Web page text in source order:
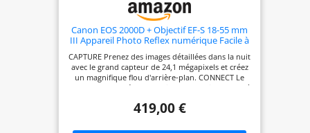
Canon EOS 2000D + Objectif EF-S 18-55 mm
III Appareil Photo Reflex numérique Facile à
Utiliser avec Un Objectif Polyvalent, idéal
pour Les Portraits et Les paysages
CAPTURE Prenez des images détaillées dans la nuit
avec le grand capteur de 24,1 mégapixels et créez
un magnifique flou d'arrière-plan. CONNECT Le
partage sur les réseaux sociaux et la prise de vue à
NFC et à l'application Canon Camera Connect. KIT
un objectif EF-S 18-55 mm f/3,5-5,6 III qui est un
419,00 €